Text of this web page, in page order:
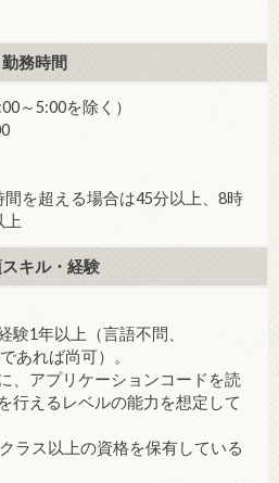
勤務時間
～5:00を除く）
を超える場合は45分以上、8時
上
キル・経験
験1年以上（言語不問、
あれば尚可）。
アプリケーションコードを読
行えるレベルの能力を想定して
ラス以上の資格を保有している